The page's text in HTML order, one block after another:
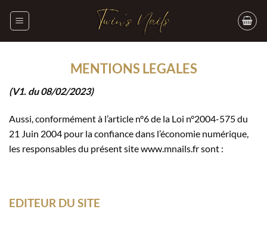
MENTIONS LEGALES
(V1. du 08/02/2023)
Aussi, conformément à l’article n°6 de la Loi n°2004-575 du
21 Juin 2004 pour la confiance dans l’économie numérique,
les responsables du présent site www.mnails.fr sont :
EDITEUR DU SITE